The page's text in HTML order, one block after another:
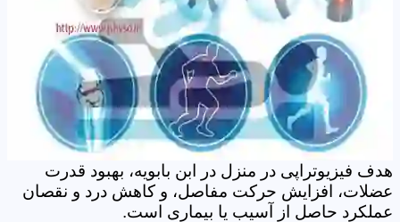
هدف فیزیوتراپی در منزل در ابن بابویه، بهبود قدرت
عضلات، افزایش حرکت مفاصل، و کاهش درد و نقصان
عملکرد حاصل از آسیب یا بیماری است.